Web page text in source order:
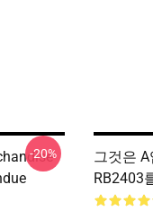
-20%
그것은
RB2403